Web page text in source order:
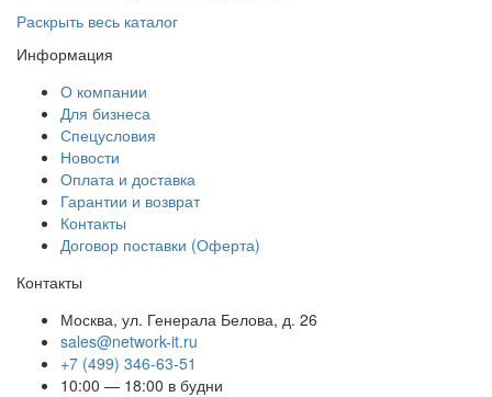
Раскрыть весь каталог
Информация
О компании
Для бизнеса
Спецусловия
Новости
Оплата и доставка
Гарантии и возврат
Контакты
Договор поставки (Оферта)
Контакты
Москва, ул. Генерала Белова, д. 26
sales@network-it.ru
+7 (499) 346-63-51
10:00 — 18:00 в будни